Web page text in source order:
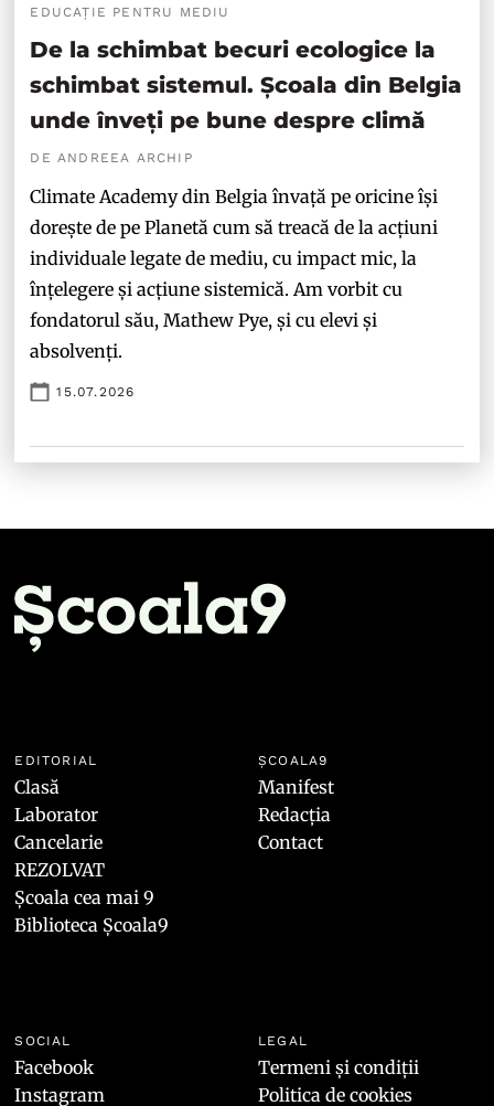
EDUCAȚIE PENTRU MEDIU
De la schimbat becuri ecologice la
schimbat sistemul. Școala din Belgia
unde înveți pe bune despre climă
DE ANDREEA ARCHIP
Climate Academy din Belgia învață pe oricine își
dorește de pe Planetă cum să treacă de la acțiuni
individuale legate de mediu, cu impact mic, la
înțelegere și acțiune sistemică. Am vorbit cu
fondatorul său, Mathew Pye, și cu elevi și
absolvenți.
15.07.2026
EDITORIAL
Clasă
Laborator
Cancelarie
REZOLVAT
Școala cea mai 9
Biblioteca Școala9
ȘCOALA9
Manifest
Redacția
Contact
SOCIAL
Facebook
Instagram
LEGAL
Termeni și condiții
Politica de cookies